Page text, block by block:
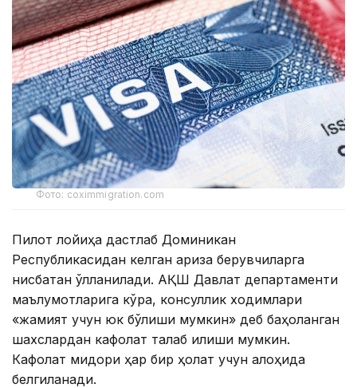
Фото: coximmigration.com
Пилот лойиҳа дастлаб Доминикан
Республикасидан келган ариза берувчиларга
нисбатан қўлланилади. АҚШ Давлат департаменти
маълумотларига кўра, консуллик ходимлари
«жамият учун юк бўлиши мумкин» деб баҳоланган
шахслардан кафолат талаб қилиши мумкин.
Кафолат миқдори ҳар бир ҳолат учун алоҳида
белгиланади.